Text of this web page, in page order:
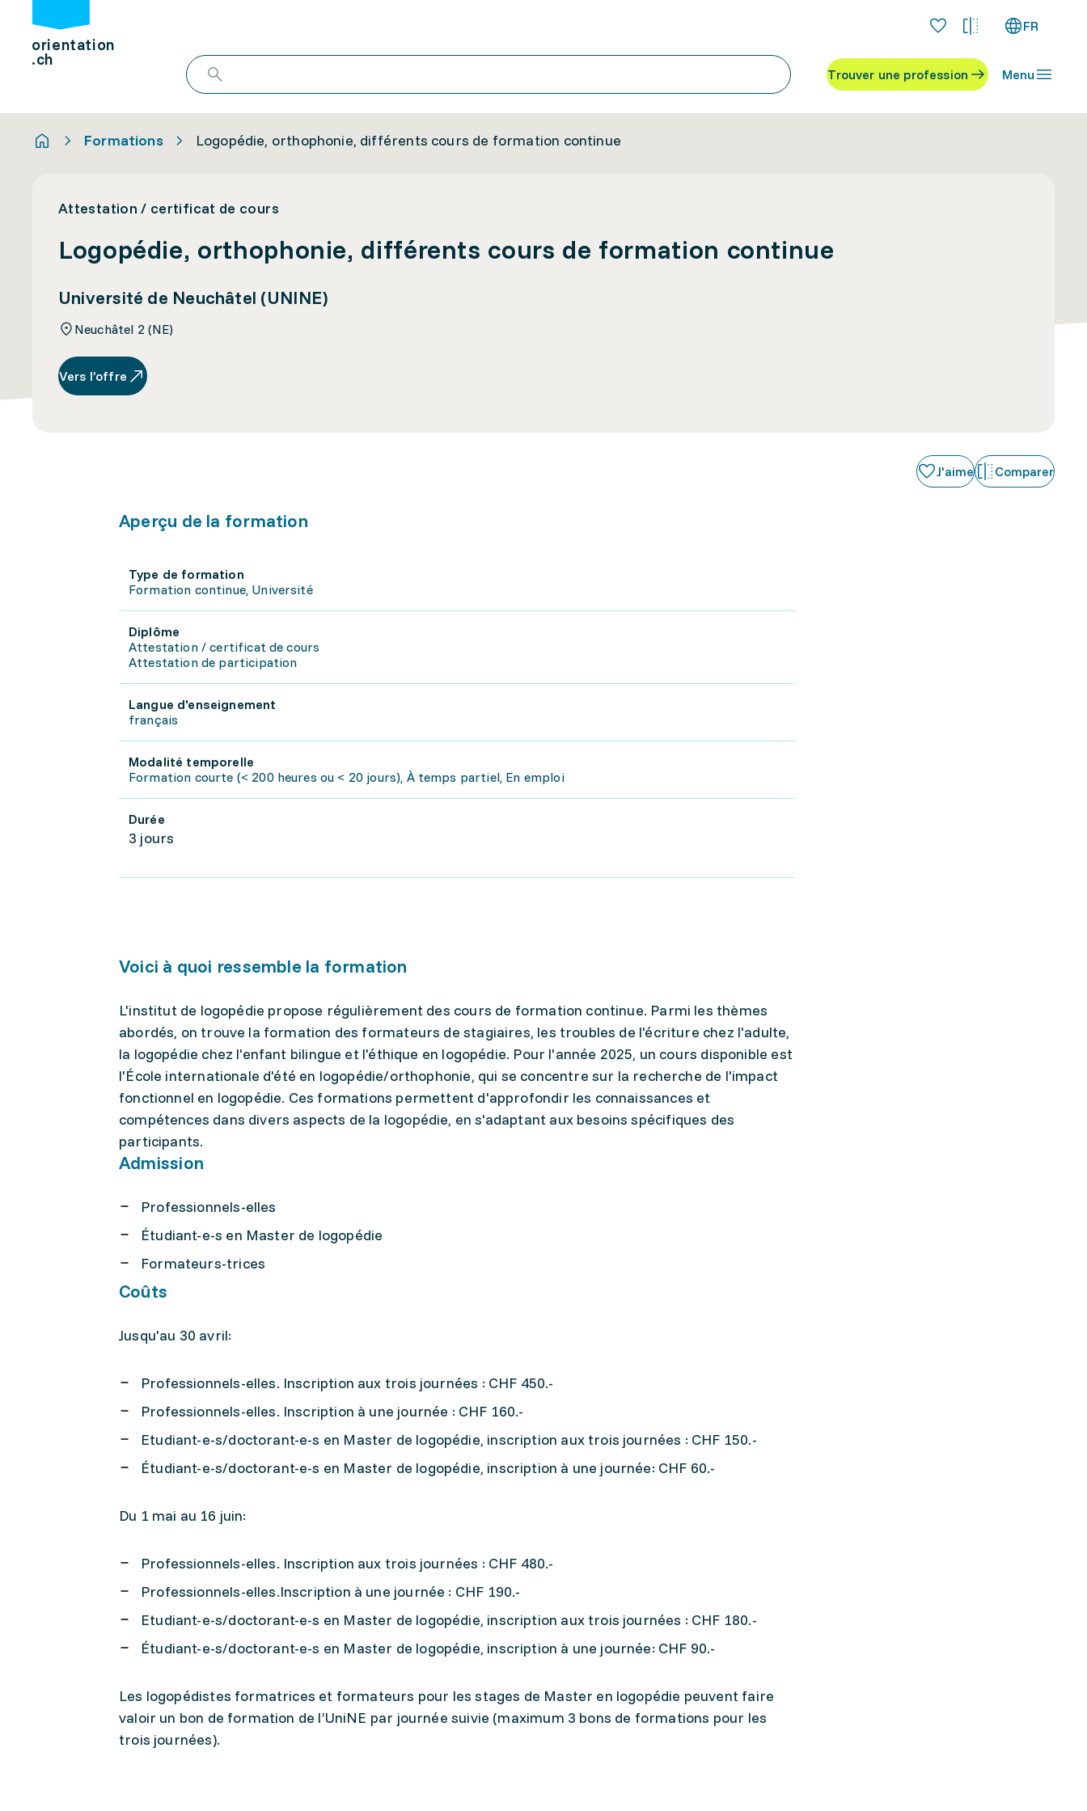
orientation
.ch
FR
Trouver une profession Menu
Formations Logopédie, orthophonie, différents cours de formation continue
Attestation / certificat de cours
Logopédie, orthophonie, différents cours de formation continue
Université de Neuchâtel (UNINE)
Neuchâtel 2 (NE)
Vers l’offre
J'aime Comparer
Aperçu de la formation
Type de formation
Formation continue, Université
Diplôme
Attestation / certificat de cours
Attestation de participation
Langue d'enseignement
français
Modalité temporelle
Formation courte (< 200 heures ou < 20 jours), À temps partiel, En emploi
Durée
3 jours
Voici à quoi ressemble la formation
L'institut de logopédie propose régulièrement des cours de formation continue. Parmi les thèmes
abordés, on trouve la formation des formateurs de stagiaires, les troubles de l'écriture chez l'adulte,
la logopédie chez l'enfant bilingue et l'éthique en logopédie. Pour l'année 2025, un cours disponible est
l'École internationale d'été en logopédie/orthophonie, qui se concentre sur la recherche de l'impact
fonctionnel en logopédie. Ces formations permettent d'approfondir les connaissances et
compétences dans divers aspects de la logopédie, en s'adaptant aux besoins spécifiques des
participants.
Admission
Professionnels-elles
Étudiant-e-s en Master de logopédie
Formateurs-trices
Coûts
Jusqu'au 30 avril:
Professionnels-elles. Inscription aux trois journées : CHF 450.-
Professionnels-elles. Inscription à une journée : CHF 160.-
Etudiant-e-s/doctorant-e-s en Master de logopédie, inscription aux trois journées : CHF 150.-
Étudiant-e-s/doctorant-e-s en Master de logopédie, inscription à une journée: CHF 60.-
Du 1 mai au 16 juin:
Professionnels-elles. Inscription aux trois journées : CHF 480.-
Professionnels-elles.Inscription à une journée : CHF 190.-
Etudiant-e-s/doctorant-e-s en Master de logopédie, inscription aux trois journées : CHF 180.-
Étudiant-e-s/doctorant-e-s en Master de logopédie, inscription à une journée: CHF 90.-
Les logopédistes formatrices et formateurs pour les stages de Master en logopédie peuvent faire
valoir un bon de formation de l’UniNE par journée suivie (maximum 3 bons de formations pour les
trois journées).